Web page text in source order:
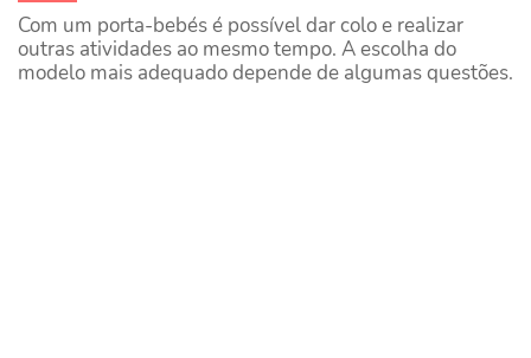
Com um porta-bebés é possível dar colo e realizar
outras atividades ao mesmo tempo. A escolha do
modelo mais adequado depende de algumas questões.